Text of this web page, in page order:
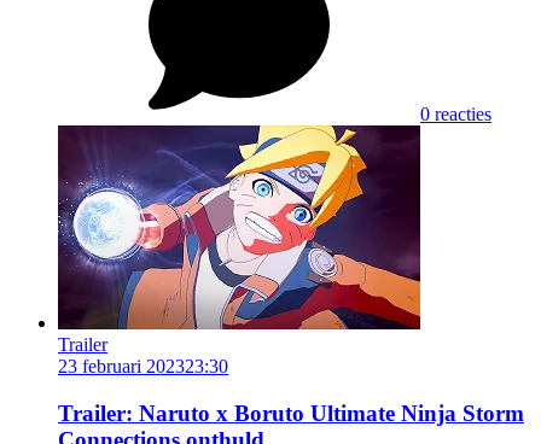
0 reacties
Trailer
23 februari 202323:30
Trailer: Naruto x Boruto Ultimate Ninja Storm